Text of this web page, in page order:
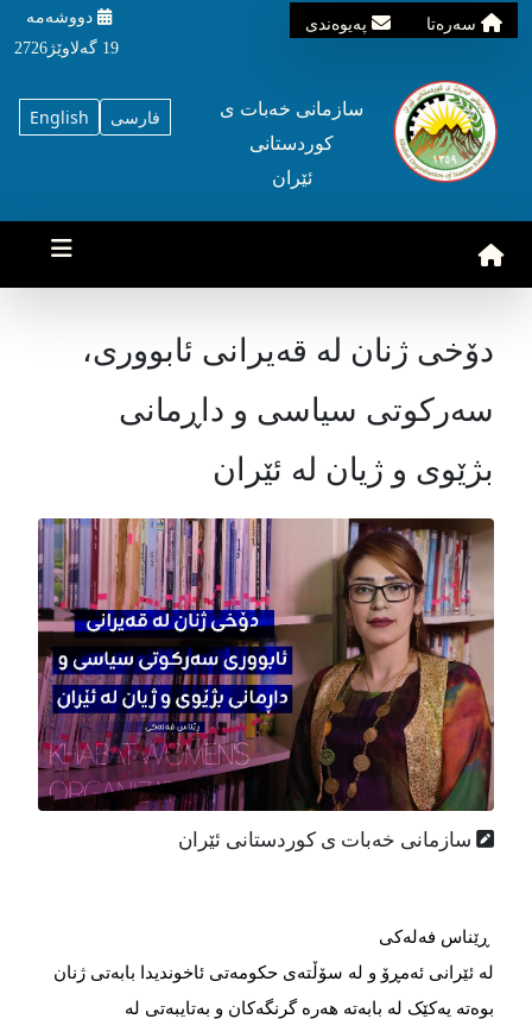
سه‌ره‌تا په‌یوه‌ندی
دووشه‌مه‌‌
19 گه‌لاوێژ2726
English فارسی
سازمانی خه‌بات ی
کوردستانی
ئێران
دۆخی ژنان لە قەیرانی ئابووری،
سەرکوتی سیاسی و داڕمانی
بژێوی و ژیان لە ئێران
سازمانی خەبات ی کوردستانی ئێران
ڕێناس فەلەکی
له ئێرانی ئەمڕۆ و لە سۆڵتەی حکومەتی ئاخوندیدا بابەتی ژنان
بوەته یەکێک لە بابەتە هەرە گرنگەکان و بەتایبەتی لە